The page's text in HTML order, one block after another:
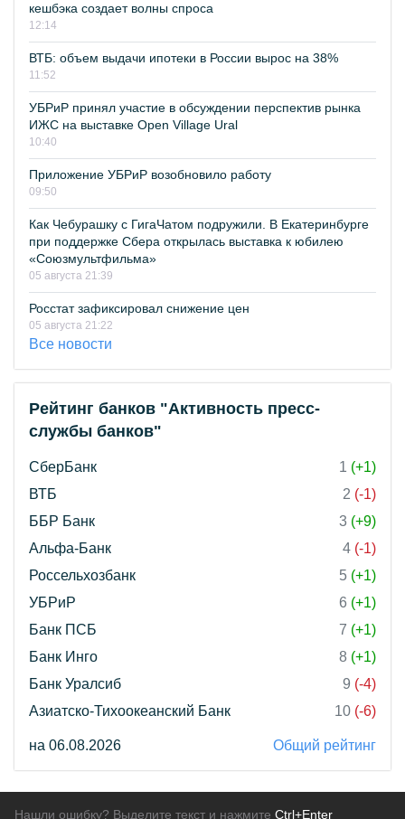
кешбэка создает волны спроса
12:14
ВТБ: объем выдачи ипотеки в России вырос на 38%
11:52
УБРиР принял участие в обсуждении перспектив рынка
ИЖС на выставке Open Village Ural
10:40
Приложение УБРиР возобновило работу
09:50
Как Чебурашку с ГигаЧатом подружили. В Екатеринбурге
при поддержке Сбера открылась выставка к юбилею
«Союзмультфильма»
05 августа 21:39
Росстат зафиксировал снижение цен
05 августа 21:22
Все новости
Рейтинг банков "Активность пресс-
службы банков"
СберБанк 1 (+1)
ВТБ
2 (-1)
ББР Банк
3 (+9)
Альфа-Банк
4 (-1)
Россельхозбанк
5 (+1)
УБРиР
6 (+1)
Банк ПСБ
7 (+1)
Банк Инго
8 (+1)
Банк Уралсиб
9 (-4)
Азиатско-Тихоокеанский Банк
10 (-6)
на 06.08.2026 Общий рейтинг
Нашли ошибку? Выделите текст и нажмите Ctrl+Enter